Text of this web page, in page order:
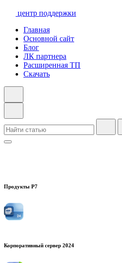
центр поддержки
Главная
Основной сайт
Блог
ЛК партнера
Расширенная ТП
Скачать
Продукты Р7
Корпоративный сервер 2024